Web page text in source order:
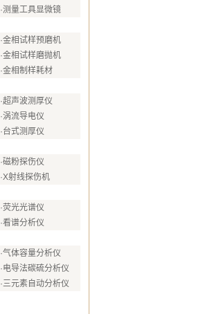
·测量工具显微镜
·金相试样预磨机
·金相试样磨抛机
·金相制样耗材
·超声波测厚仪
·涡流导电仪
·台式测厚仪
·磁粉探伤仪
·X射线探伤机
·荧光光谱仪
·看谱分析仪
·气体容量分析仪
·电导法碳硫分析仪
·三元素自动分析仪